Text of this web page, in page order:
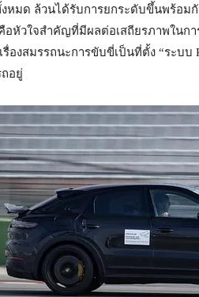
มด ล้วนได้รับการยกระดับขึ้นพร้อมกัน
คือหัวใจสำคัญที่มีผลต่อเสถียรภาพในก
องสมรรถนะการขับขี่เป็นที่ตั้ง “ระบ
อยู่